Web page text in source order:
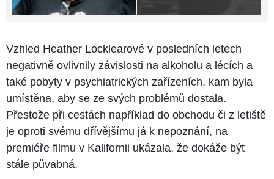
Vzhled Heather Locklearové v posledních letech
negativně ovlivnily závislosti na alkoholu a lécích a
také pobyty v psychiatrických zařízeních, kam byla
umístěna, aby se ze svých problémů dostala.
Přestože při cestách například do obchodu či z letiště
je oproti svému dřívějšímu já k nepoznání, na
premiéře filmu v Kalifornii ukázala, že dokáže být
stále půvabná.